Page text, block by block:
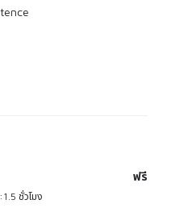
:1.5 ชั่วโมง
ฟรี